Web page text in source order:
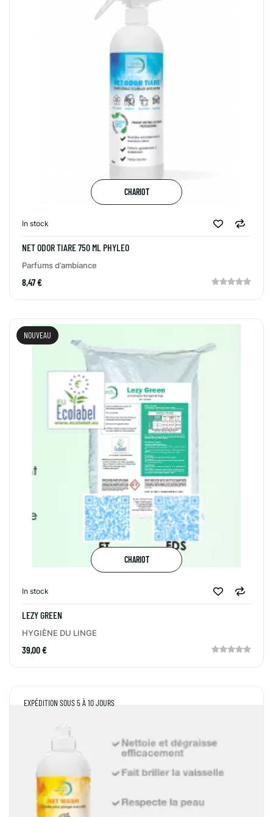
CHARIOT
In stock
NET ODOR TIARE 750 ML PHYLEO
Parfums d’ambiance
8,47 €
NOUVEAU
CHARIOT
In stock
LEZY GREEN
HYGIÈNE DU LINGE
39,00 €
EXPÉDITION SOUS 5 À 10 JOURS